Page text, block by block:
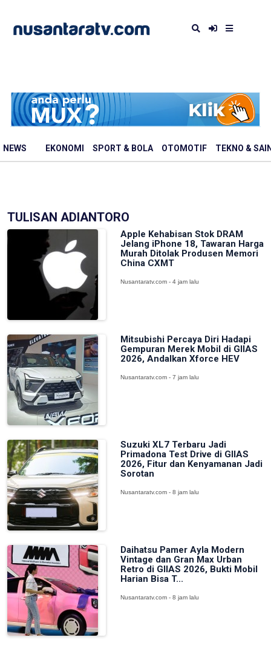
NEWS EKONOMI SPORT & BOLA OTOMOTIF TEKNO &
TULISAN ADIANTORO
Apple Kehabisan Stok DRAM
Jelang iPhone 18, Tawaran Harga
Murah Ditolak Produsen Memori
China CXMT
Nusantaratv.com - 4 jam lalu
Mitsubishi Percaya Diri Hadapi
Gempuran Merek Mobil di GIIAS
2026, Andalkan Xforce HEV
Nusantaratv.com - 7 jam lalu
Suzuki XL7 Terbaru Jadi
Primadona Test Drive di GIIAS
2026, Fitur dan Kenyamanan Jadi
Sorotan
Nusantaratv.com - 8 jam lalu
Daihatsu Pamer Ayla Modern
Vintage dan Gran Max Urban
Retro di GIIAS 2026, Bukti Mobil
Harian Bisa T...
Nusantaratv.com - 8 jam lalu